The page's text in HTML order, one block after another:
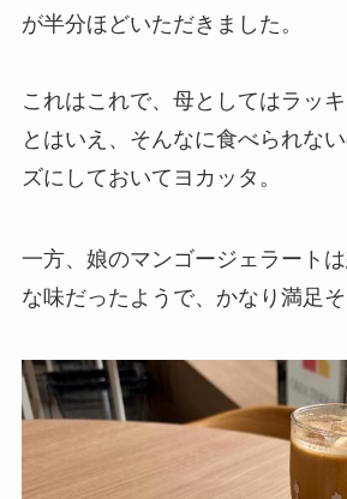
が半分ほどいただきました。
これはこれで、母としてはラッキ
とはいえ、そんなに食べられな
ズにしておいてヨカッタ。
一方、娘のマンゴージェラート
な味だったようで、かなり満足そ